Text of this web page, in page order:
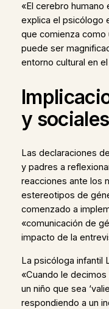
«El cerebro humano
explica el psicólogo
que comienza como
puede ser
entorno cultural en
y sociales
Las declaraciones
y padres a
reacciones ante los
estereotipos de
comenzado a
«comunicación de
impacto de la
La psicóloga infantil
«Cuando le decimos
un niño que sea
respondiendo a un